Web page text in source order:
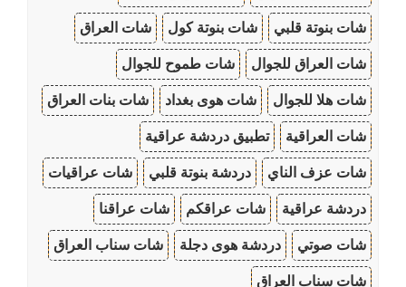
شات بنوتة قلبي شات بنوتة كول شات العراق
شات العراق للجوال شات طموح للجوال
شات هلا للجوال شات هوى بغداد شات بنات العراق
شات العراقية تطبيق دردشة عراقية
شات عزف الناي دردشة بنوتة قلبي شات عراقيات
دردشة عراقية شات عراقكم شات عراقنا
شات صوتي دردشة هوى دجلة شات سناب العراق
شات سناب العراق